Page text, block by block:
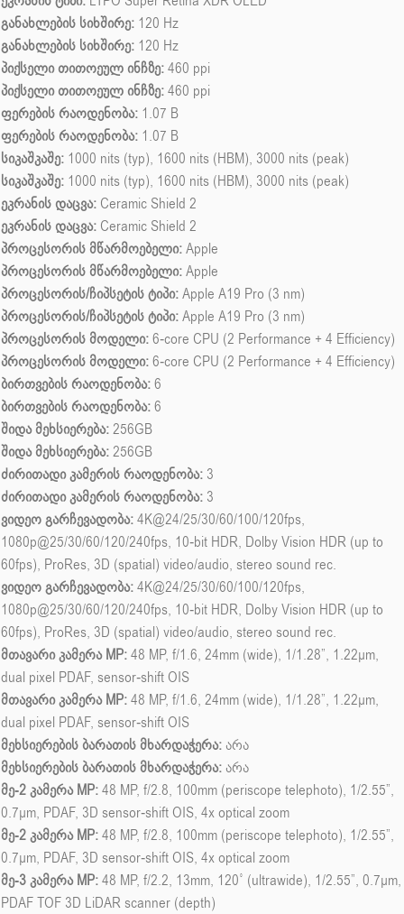
განახლების სიხშირე: 120 Hz
განახლების სიხშირე: 120 Hz
პიქსელი თითოეულ ინჩზე:460 ppi
პიქსელი თითოეულ ინჩზე:460 ppi
ფერების რაოდენობა: 1.07 B
ფერების რაოდენობა: 1.07 B
სიკაშკაშე: 1000 nits (typ), 1600 nits (HBM), 3000 nits (peak)
სიკაშკაშე: 1000 nits (typ), 1600 nits (HBM), 3000 nits (peak)
ეკრანის დაცვა: Ceramic Shield 2
ეკრანის დაცვა: Ceramic Shield 2
პროცესორის მწარმოებელი:Apple
პროცესორის მწარმოებელი:Apple
პროცესორის/ჩიპსეტის ტიპი:Apple A19 Pro (3 nm)
პროცესორის/ჩიპსეტის ტიპი:Apple A19 Pro (3 nm)
პროცესორის მოდელი:6-core CPU (2 Performance + 4 Efficiency)
პროცესორის მოდელი:6-core CPU (2 Performance + 4 Efficiency)
ბირთვების რაოდენობა:6
ბირთვების რაოდენობა:6
შიდა მეხსიერება:256GB
შიდა მეხსიერება:256GB
ძირითადი კამერის რაოდენობა: 3
ძირითადი კამერის რაოდენობა: 3
ვიდეო გარჩევადობა:4K@24/25/30/60/100/120fps,
1080p@25/30/60/120/240fps, 10-bit HDR, Dolby Vision HDR (up to
60fps), ProRes, 3D (spatial) video/audio, stereo sound rec.
ვიდეო გარჩევადობა:4K@24/25/30/60/100/120fps,
1080p@25/30/60/120/240fps, 10-bit HDR, Dolby Vision HDR (up to
60fps), ProRes, 3D (spatial) video/audio, stereo sound rec.
მთავარი კამერა MP:48 MP, f/1.6, 24mm (wide), 1/1.28”, 1.22µm,
dual pixel PDAF, sensor-shift OIS
მთავარი კამერა MP:48 MP, f/1.6, 24mm (wide), 1/1.28”, 1.22µm,
dual pixel PDAF, sensor-shift OIS
მეხსიერების ბარათის მხარდაჭერა:არა
მეხსიერების ბარათის მხარდაჭერა:არა
მე-2 კამერა MP:48 MP, f/2.8, 100mm (periscope telephoto), 1/2.55”,
0.7µm, PDAF, 3D sensor‑shift OIS, 4x optical zoom
მე-2 კამერა MP:48 MP, f/2.8, 100mm (periscope telephoto), 1/2.55”,
0.7µm, PDAF, 3D sensor‑shift OIS, 4x optical zoom
მე-3 კამერა MP:48 MP, f/2.2, 13mm, 120˚ (ultrawide), 1/2.55”, 0.7µm,
PDAF TOF 3D LiDAR scanner (depth)